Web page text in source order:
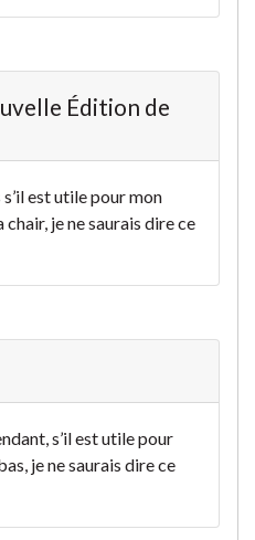
Édition de
est utile pour mon
je ne saurais dire ce
s’il est utile pour
je ne saurais dire ce